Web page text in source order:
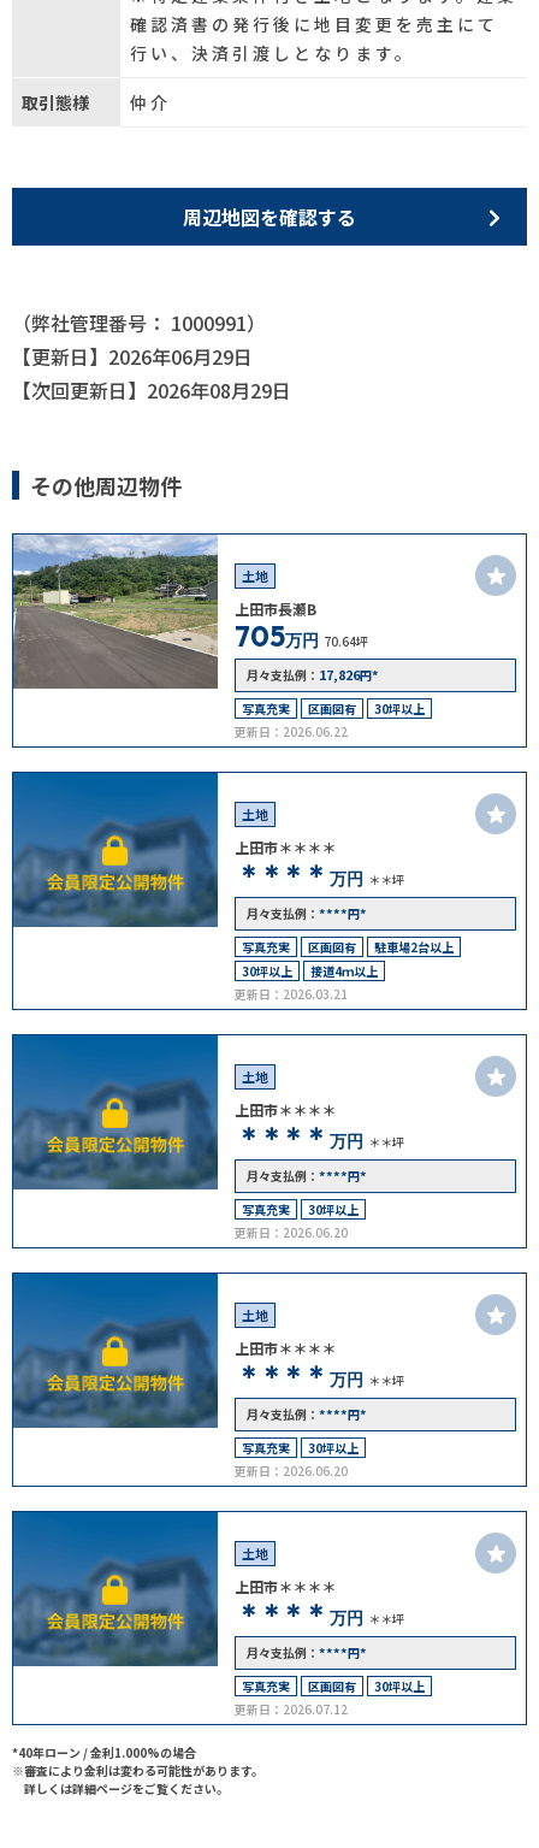
確認済書の発行後に地目変更を売主にて
行い、決済引渡しとなります。
取引態様 仲介
周辺地図を確認する
（弊社管理番号： 1000991）
【更新日】2026年06月29日
【次回更新日】2026年08月29日
その他周辺物件
土地
上田市長瀬B
705万円 70.64坪
月々支払例： 17,826円*
写真充実 区画図有
30坪以上
更新日：2026.06.22
土地
上田市＊＊＊＊
＊＊＊＊ 万円 ＊＊坪
月々支払例：****円*
写真充実 区画図有
駐車場2台以上
30坪以上
接道4ｍ以上
更新日：2026.03.21
土地
上田市＊＊＊＊
＊＊＊＊ 万円 ＊＊坪
月々支払例：****円*
写真充実
30坪以上
更新日：2026.06.20
土地
上田市＊＊＊＊
＊＊＊＊ 万円 ＊＊坪
月々支払例：****円*
写真充実
30坪以上
更新日：2026.06.20
土地
上田市＊＊＊＊
＊＊＊＊ 万円 ＊＊坪
月々支払例：****円*
写真充実 区画図有
30坪以上
更新日：2026.07.12
*40年ローン / 金利1.000%の場合
※審査により金利は変わる可能性があります。
詳しくは詳細ページをご覧ください。